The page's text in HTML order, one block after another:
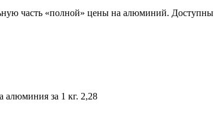
часть «полной» цены на алюминий. Доступны
алюминия за 1 кг. 2,28